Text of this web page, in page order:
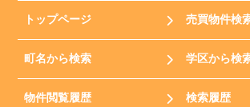
トップページ 売買物件検
町名から検索 学区から検
物件閲覧履歴 検索履歴